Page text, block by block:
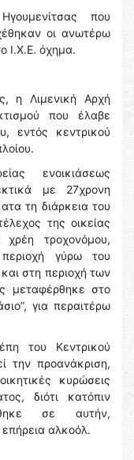
που
οι ανωτέρω
Ι.Χ.Ε. όχημα.
η Λιμενική Αρχή
που έλαβε
εντός κεντρικού
ενοικιάσεως
με 27χρονη
τη διάρκεια του
της οικείας
τροχονόμου,
γύρω του
στη περιοχή των
μεταφέρθηκε στο
για περαιτέρω
του Κεντρικού
την προανάκριση,
κυρώσεις
διότι κατόπιν
σε αυτήν,
αλκοόλ.